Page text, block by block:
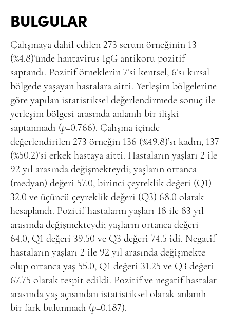
BULGULAR
Çalışmaya dahil edilen 273 serum örneğinin 13
(%4.8)’ünde hantavirus IgG antikoru pozitif
saptandı. Pozitif örneklerin 7’si kentsel, 6’sı kırsal
bölgede yaşayan hastalara aitti. Yerleşim bölgelerine
göre yapılan istatistiksel değerlendirmede sonuç ile
yerleşim bölgesi arasında anlamlı bir ilişki
saptanmadı (p=0.766). Çalışma içinde
değerlendirilen 273 örneğin 136 (%49.8)’sı kadın, 137
(%50.2)’si erkek hastaya aitti. Hastaların yaşları 2 ile
92 yıl arasında değişmekteydi; yaşların ortanca
(medyan) değeri 57.0, birinci çeyreklik değeri (Q1)
32.0 ve üçüncü çeyreklik değeri (Q3) 68.0 olarak
hesaplandı. Pozitif hastaların yaşları 18 ile 83 yıl
arasında değişmekteydi; yaşların ortanca değeri
64.0, Q1 değeri 39.50 ve Q3 değeri 74.5 idi. Negatif
hastaların yaşları 2 ile 92 yıl arasında değişmekte
olup ortanca yaş 55.0, Q1 değeri 31.25 ve Q3 değeri
67.75 olarak tespit edildi. Pozitif ve negatif hastalar
arasında yaş açısından istatistiksel olarak anlamlı
bir fark bulunmadı (p=0.187).